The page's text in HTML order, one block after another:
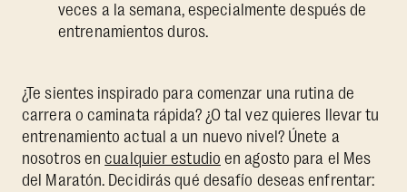
veces a la semana, especialmente después de
entrenamientos duros.
¿Te sientes inspirado para comenzar una rutina de
carrera o caminata rápida? ¿O tal vez quieres llevar tu
entrenamiento actual a un nuevo nivel? Únete a
nosotros encualquier estudio en agosto para el Mes
del Maratón. Decidirás qué desafío deseas enfrentar: